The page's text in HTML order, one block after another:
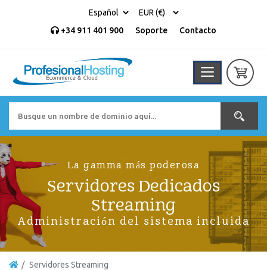
+34 911 401 900 Soporte Contacto
La gamma más poderosa
Servidores Dedicados
Streaming
Administración del sistema incluida
Servidores Streaming